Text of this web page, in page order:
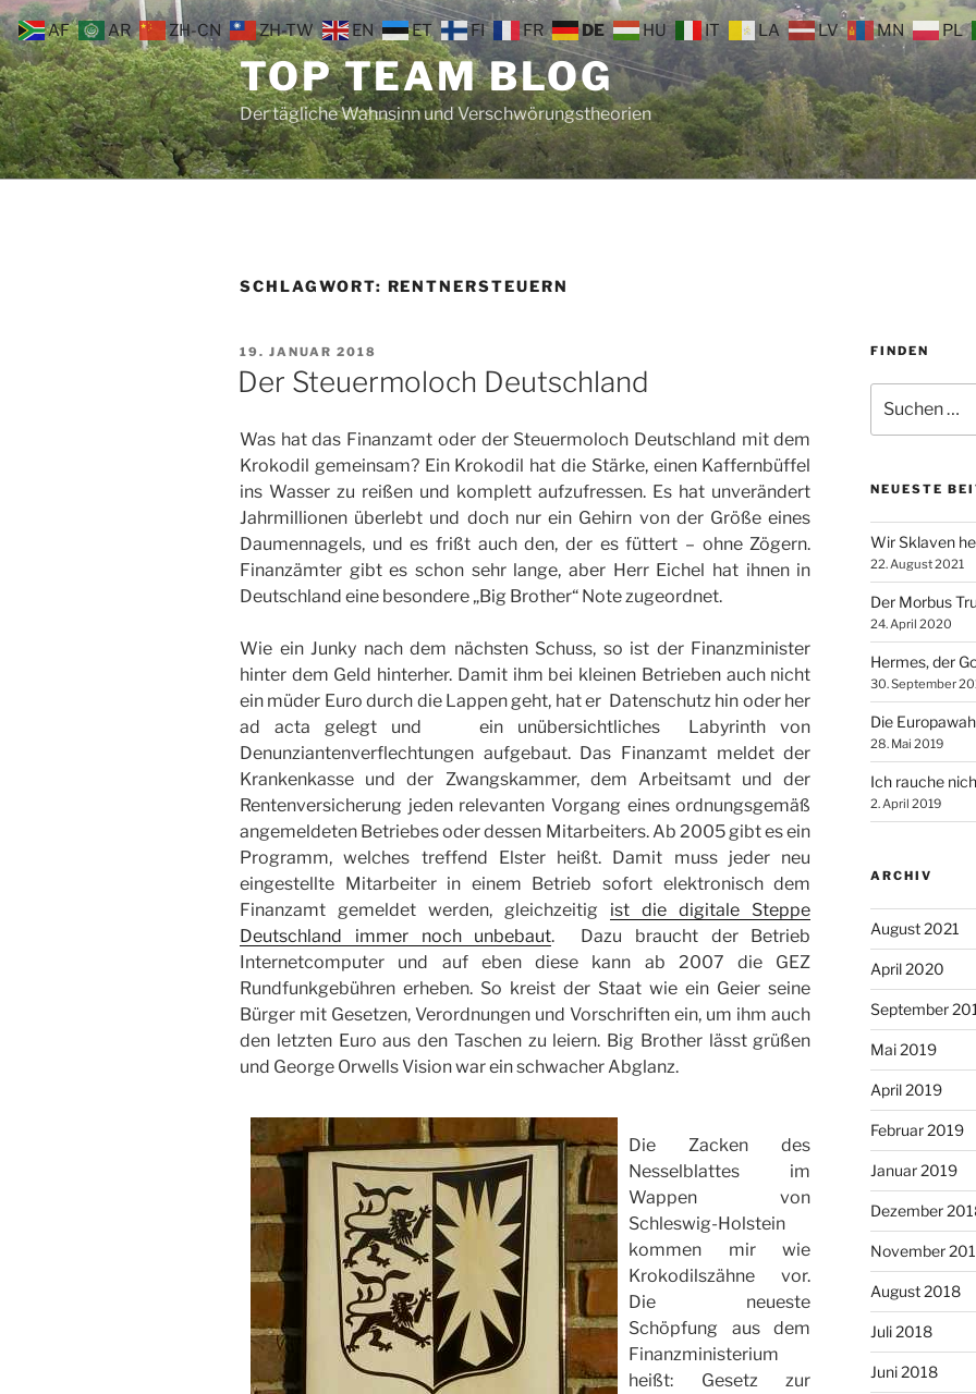
Zum
Inhalt
springen
TOP TEAM BLOG
Der tägliche Wahnsinn und Verschwörungstheorien
SCHLAGWORT: RENTNERSTEUERN
VERÖFFENTLICHT
AM
19. JANUAR 2018
Der Steuermoloch Deutschland
Was hat das Finanzamt oder der Steuermoloch Deutschland mit dem
Krokodil gemeinsam? Ein Krokodil hat die Stärke, einen Kaffernbüffel
ins Wasser zu reißen und komplett aufzufressen. Es hat unverändert
Jahrmillionen überlebt und doch nur ein Gehirn von der Größe eines
Daumennagels, und es frißt auch den, der es füttert – ohne Zögern.
Finanzämter gibt es schon sehr lange, aber Herr Eichel hat ihnen in
Deutschland eine besondere „Big Brother“ Note zugeordnet.
Wie ein Junky nach dem nächsten Schuss, so ist der Finanzminister
hinter dem Geld hinterher. Damit ihm bei kleinen Betrieben auch nicht
ein müder Euro durch die Lappen geht, hat er  Datenschutz hin oder her
ad acta gelegt und  ein unübersichtliches Labyrinth von
Denunziantenverflechtungen aufgebaut. Das Finanzamt meldet der
Krankenkasse und der Zwangskammer, dem Arbeitsamt und der
Rentenversicherung jeden relevanten Vorgang eines ordnungsgemäß
angemeldeten Betriebes oder dessen Mitarbeiters. Ab 2005 gibt es ein
Programm, welches treffend Elster heißt. Damit muss jeder neu
eingestellte Mitarbeiter in einem Betrieb sofort elektronisch dem
Finanzamt gemeldet werden, gleichzeitig ist die digitale Steppe
Deutschland immer noch unbebaut. Dazu braucht der Betrieb
Internetcomputer und auf eben diese kann ab 2007 die GEZ
Rundfunkgebühren erheben. So kreist der Staat wie ein Geier seine
Bürger mit Gesetzen, Verordnungen und Vorschriften ein, um ihm auch
den letzten Euro aus den Taschen zu leiern. Big Brother lässt grüßen
und George Orwells Vision war ein schwacher Abglanz.
Die Zacken des
Nesselblattes im
Wappen von
Schleswig-Holstein
kommen mir wie
Krokodilszähne vor.
Die neueste
Schöpfung aus dem
Finanzministerium
heißt: Gesetz zur
FINDEN
nach:
NEUESTE
Wir Sklaven
22. August 2021
Der Morbus
24. April 2020
Hermes, der
30. September
Die
28. Mai 2019
Ich rauche
2. April 2019
ARCHIV
August 2021
April 2020
September
Mai 2019
April 2019
Februar 2019
Januar 2019
Dezember
November
August 2018
Juli 2018
Juni 2018
AF AR ZH-CN ZH-TW EN ET FI FR DE HU IT LA LV MN PL